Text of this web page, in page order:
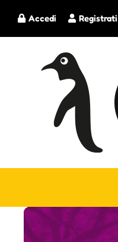
Registrati
Accedi